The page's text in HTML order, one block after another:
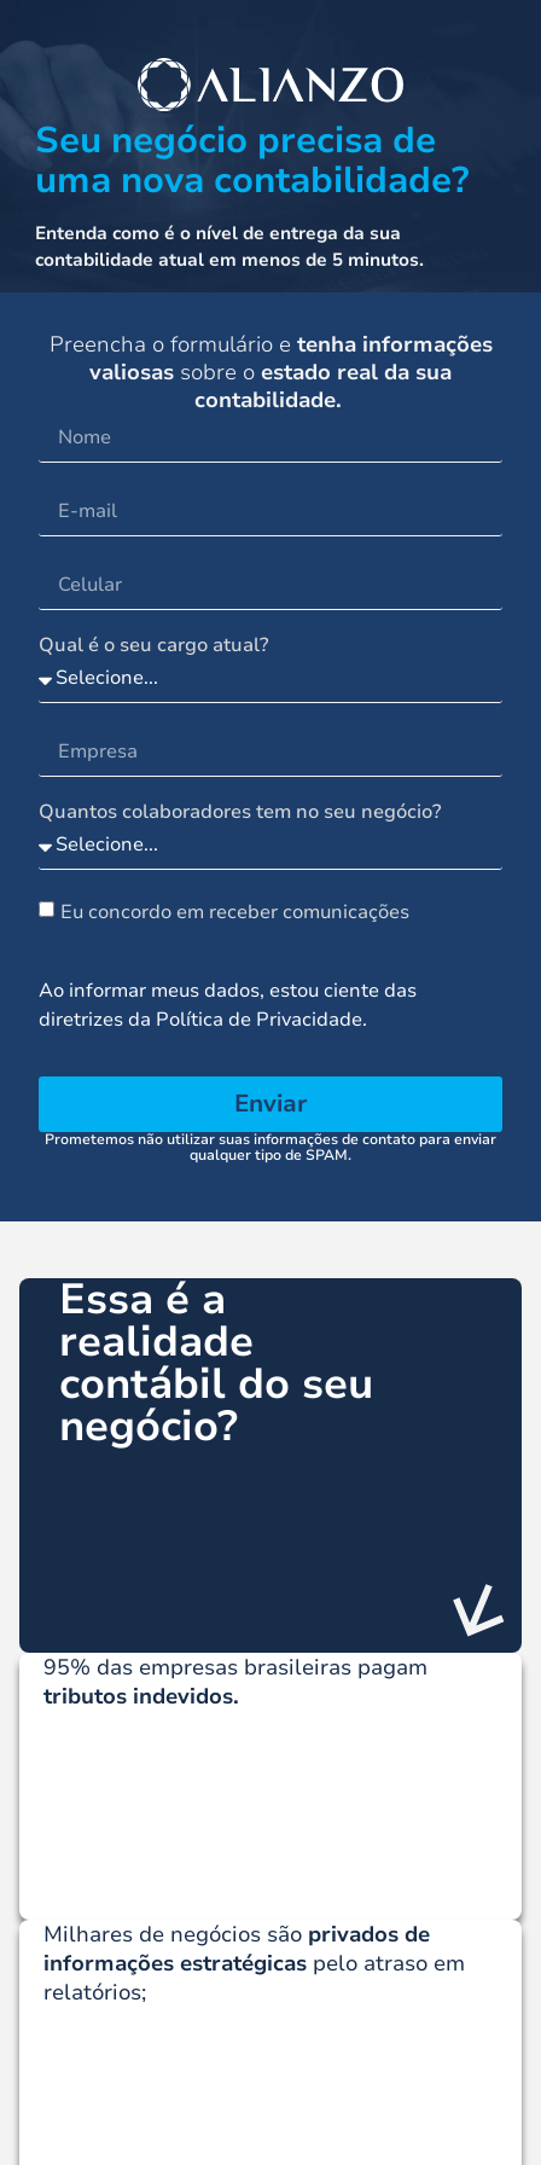
Seu negócio precisa de
uma nova contabilidade?
Entenda como é o nível de entrega da sua
contabilidade atual em menos de 5 minutos.
Preencha o formulário e tenha informações
valiosas sobre o estado real da sua
contabilidade.
Qual é o seu cargo atual?
Quantos colaboradores tem no seu negócio?
Eu concordo em receber comunicações
Ao informar meus dados, estou ciente das
diretrizes da Política de Privacidade.
Enviar
Prometemos não utilizar suas informações de contato para enviar
qualquer tipo de SPAM.
Essa é a
realidade
contábil do seu
negócio?
95% das empresas brasileiras pagam
tributos indevidos.
Milhares de negócios são privados de
informações estratégicas pelo atraso em
relatórios;